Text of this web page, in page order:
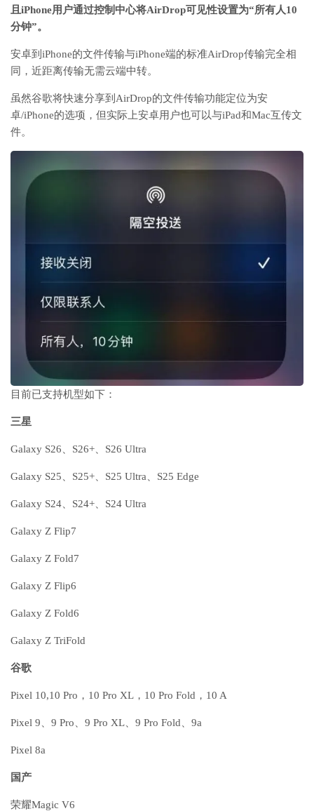
且iPhone用户通过控制中心将AirDrop可见性设置为“所有人10
分钟”。
安卓到iPhone的文件传输与iPhone端的标准AirDrop传输完全相
同，近距离传输无需云端中转。
虽然谷歌将快速分享到AirDrop的文件传输功能定位为安
卓/iPhone的选项，但实际上安卓用户也可以与iPad和Mac互传文
件。
目前已支持机型如下：
三星
Galaxy S26、S26+、S26 Ultra
Galaxy S25、S25+、S25 Ultra、S25 Edge
Galaxy S24、S24+、S24 Ultra
Galaxy Z Flip7
Galaxy Z Fold7
Galaxy Z Flip6
Galaxy Z Fold6
Galaxy Z TriFold
谷歌
Pixel 10,10 Pro，10 Pro XL，10 Pro Fold，10 A
Pixel 9、9 Pro、9 Pro XL、9 Pro Fold、9a
Pixel 8a
国产
荣耀Magic V6